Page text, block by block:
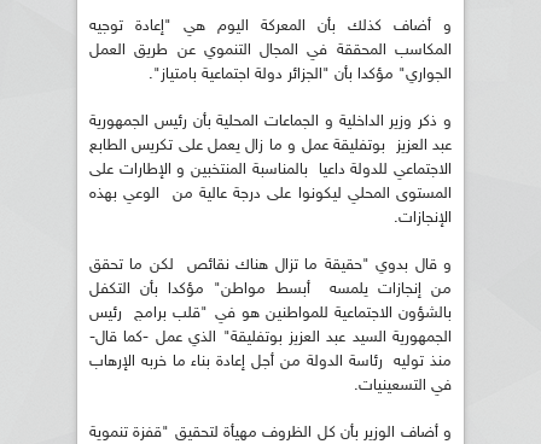
و أضاف كذلك بأن المعركة اليوم هي "إعادة توجيه
المكاسب المحققة في المجال التنموي عن طريق العمل
الجواري" مؤكدا بأن "الجزائر دولة اجتماعية بامتياز".
و ذكر وزير الداخلية و الجماعات المحلية بأن رئيس الجمهورية
عبد العزيز بوتفليقة عمل و ما زال يعمل على تكريس الطابع
الاجتماعي للدولة داعيا بالمناسبة المنتخبين و الإطارات على
المستوى المحلي ليكونوا على درجة عالية من الوعي بهذه
الإنجازات.
و قال بدوي "حقيقة ما تزال هناك نقائص لكن ما تحقق
من إنجازات يلمسه أبسط مواطن" مؤكدا بأن التكفل
بالشؤون الاجتماعية للمواطنين هو في "قلب برامج رئيس
الجمهورية السيد عبد العزيز بوتفليقة" الذي عمل -كما قال-
منذ توليه رئاسة الدولة من أجل إعادة بناء ما خربه الإرهاب
في التسعينيات.
و أضاف الوزير بأن كل الظروف مهيأة لتحقيق "قفزة تنموية